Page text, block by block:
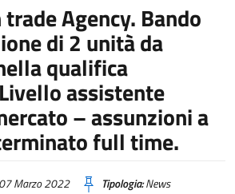
Agency. Bando
di 2 unità da
qualifica
assistente
– assunzioni a
full time.
Marzo 2022 Tipologia:News